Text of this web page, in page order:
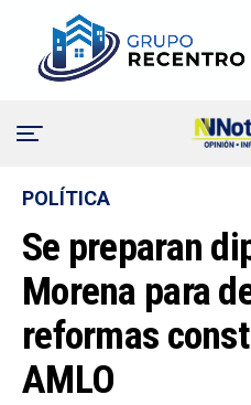
POLÍTICA
Se preparan
Morena para
reformas
AMLO